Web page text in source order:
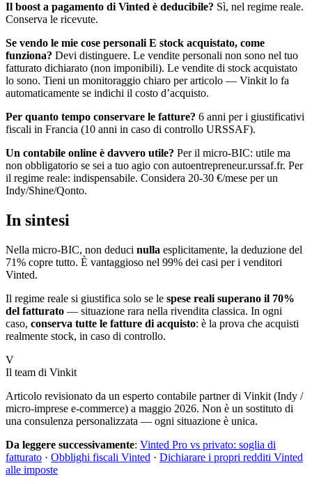
Il boost a pagamento di Vinted è deducibile? Sì, nel regime reale.
Conserva le ricevute.
Se vendo le mie cose personali E stock acquistato, come
funziona? Devi distinguere. Le vendite personali non sono nel tuo
fatturato dichiarato (non imponibili). Le vendite di stock acquistato
lo sono. Tieni un monitoraggio chiaro per articolo — Vinkit lo fa
automaticamente se indichi il costo d’acquisto.
Per quanto tempo conservare le fatture? 6 anni per i giustificativi
fiscali in Francia (10 anni in caso di controllo URSSAF).
Un contabile online è davvero utile? Per il micro-BIC: utile ma
non obbligatorio se sei a tuo agio con autoentrepreneur.urssaf.fr. Per
il regime reale: indispensabile. Considera 20-30 €/mese per un
Indy/Shine/Qonto.
In sintesi
Nella micro-BIC, non deduci nulla esplicitamente, la deduzione del
71% copre tutto. È vantaggioso nel 99% dei casi per i venditori
Vinted.
Il regime reale si giustifica solo se le spese reali superano il 70%
del fatturato — situazione rara nella rivendita classica. In ogni
caso, conserva tutte le fatture di acquisto: è la prova che acquisti
realmente stock, in caso di controllo.
V
Il team di Vinkit
Articolo revisionato da un esperto contabile partner di Vinkit (Indy /
micro-imprese e-commerce) a maggio 2026. Non è un sostituto di
una consulenza personalizzata — ogni situazione è unica.
Da leggere successivamente: Vinted Pro vs privato: soglia di
fatturato · Obblighi fiscali Vinted · Dichiarare i propri redditi Vinted
alle imposte